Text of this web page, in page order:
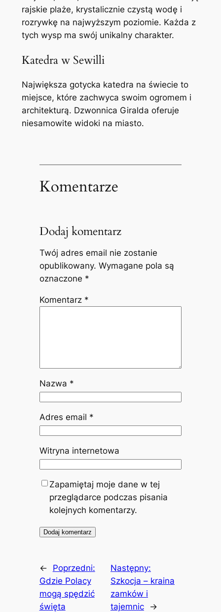
rajskie plaże, krystalicznie czystą wodę i
rozrywkę na najwyższym poziomie. Każda z
tych wysp ma swój unikalny charakter.
Katedra w Sewilli
Największa gotycka katedra na świecie to
miejsce, które zachwyca swoim ogromem i
architekturą. Dzwonnica Giralda oferuje
niesamowite widoki na miasto.
Komentarze
Dodaj komentarz
Twój adres email nie zostanie
opublikowany. Wymagane pola są
oznaczone *
Komentarz *
Nazwa *
Adres email *
Witryna internetowa
Zapamiętaj moje dane w tej
przeglądarce podczas pisania
kolejnych komentarzy.
←
Poprzedni:
Gdzie Polacy
mogą spędzić
święta
Następny:
Szkocja – kraina
zamków i
tajemnic
→